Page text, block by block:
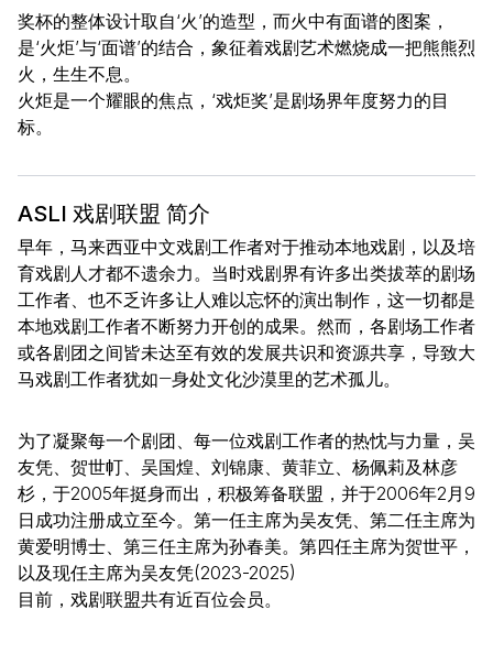
奖杯的整体设计取自‘火’的造型，而火中有面谱的图案，
是‘火炬’与‘面谱’的结合，象征着戏剧艺术燃烧成一把熊熊烈
火，生生不息。
火炬是一个耀眼的焦点，‘戏炬奖’是剧场界年度努力的目
标。
ASLI 戏剧联盟 简介
早年，马来西亚中文戏剧工作者对于推动本地戏剧，以及培
育戏剧人才都不遗余力。当时戏剧界有许多出类拔萃的剧场
工作者、也不乏许多让人难以忘怀的演出制作，这一切都是
本地戏剧工作者不断努力开创的成果。然而，各剧场工作者
或各剧团之间皆未达至有效的发展共识和资源共享，导致大
马戏剧工作者犹如―身处文化沙漠里的艺术孤儿。
为了凝聚每一个剧团、每一位戏剧工作者的热忱与力量，吴
友凭、贺世帄、吴国煌、刘锦康、黄菲立、杨佩莉及林彦
杉，于2005年挺身而出，积极筹备联盟，并于2006年2月9
日成功注册成立至今。第一任主席为吴友凭、第二任主席为
黄爱明博士、第三任主席为孙春美。第四任主席为贺世平，
以及现任主席为吴友凭(2023-2025)
目前，戏剧联盟共有近百位会员。